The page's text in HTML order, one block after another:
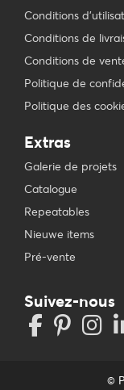
Conditions
Conditions de
Conditions de
Politique de
Politique des
Extras
Galerie de projets
Catalogue
Repeatables
Nieuwe items
Pré-vente
Suivez-nous
©